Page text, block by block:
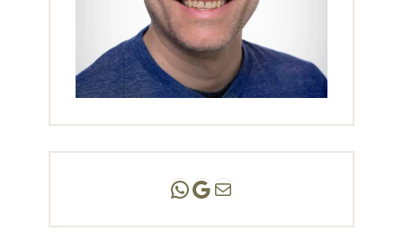
Andreas Scholz | (HPP)
Praxis Adlershof
E-Mail an mich ...